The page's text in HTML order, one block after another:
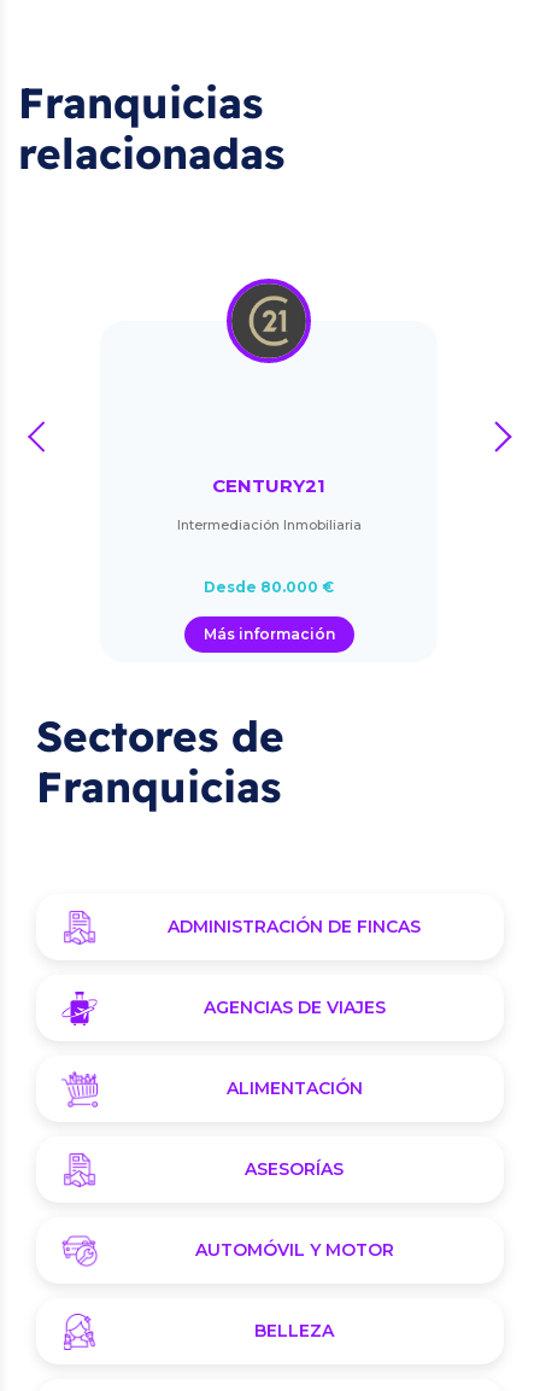
Franquicias
relacionadas
CENTURY21
Intermediación Inmobiliaria
Desde 80.000 €
Más información
prev next
Sectores de
Franquicias
ADMINISTRACIÓN DE FINCAS
AGENCIAS DE VIAJES
ALIMENTACIÓN
ASESORÍAS
AUTOMÓVIL Y MOTOR
BELLEZA